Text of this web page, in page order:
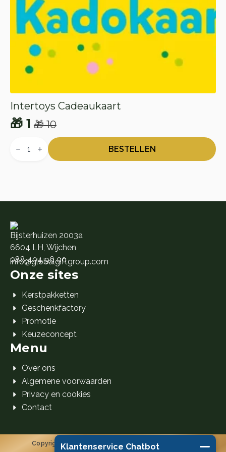
Intertoys Cadeaukaart
🎁10
Oorspronkelijke
prijs
🎁 1
Huidige
prijs
Cadeaukaart
BESTELLEN
Bijsterhuizen 2003a
6604 LH, Wijchen
088 404 96 00
info@globalgiftgroup.com
Onze sites
Kerstpakketten
Geschenkfactory
Promotie
Keuzeconcept
Menu
Over ons
Algemene voorwaarden
Privacy en cookies
Contact
Copyright 2026 Global Gift Group B.V. © Alle rechten
Klantenservice Chatbot